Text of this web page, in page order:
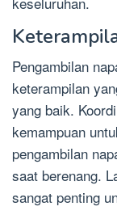
Pengambilan
keterampilan
yang baik.
kemampuan
pengambilan
saat berenang.
sangat penting